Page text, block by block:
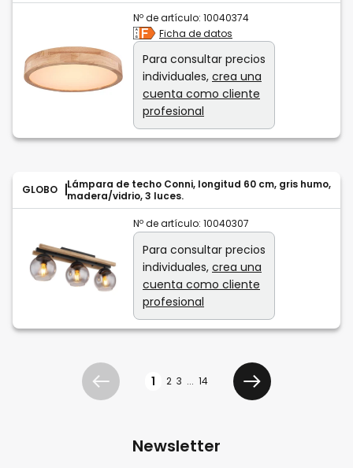
Nº de artículo: 10040374
Ficha de datos
Para consultar precios
individuales, crea una
cuenta como cliente
profesional
GLOBO
Lámpara de techo Conni, longitud 60 cm, gris humo,
madera/vidrio, 3 luces.
Nº de artículo: 10040307
Para consultar precios
individuales, crea una
cuenta como cliente
profesional
Anterior 1 2 3 ... 14
Siguiente
Newsletter